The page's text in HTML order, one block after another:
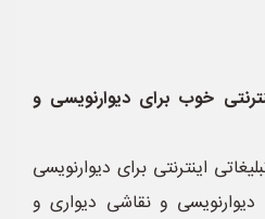
خوب برای دیوارنویسی و
اینترنتی برای دیوارنویسی
و نقاشی دیواری و